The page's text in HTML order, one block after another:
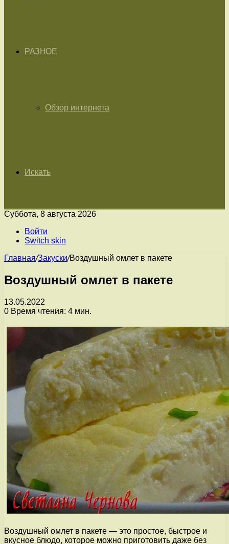
РАЗНОЕ
Обзор интернета
Искать
Суббота, 8 августа 2026
Войти
Switch skin
Главная/Закуски/Воздушный омлет в пакете
Воздушный омлет в пакете
13.05.2022
0 Время чтения: 4 мин.
Воздушный омлет в пакете — это простое, быстрое и
вкусное блюдо, которое можно приготовить даже без